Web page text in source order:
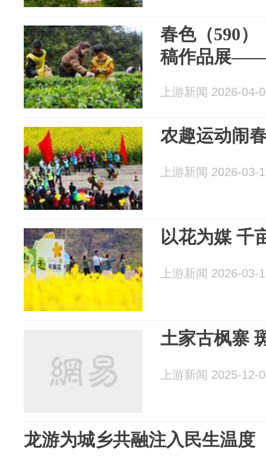
春色（590）
稿作品展——
上游新闻 2026-04-
农趣运动闹
上游新闻 2026-03-
以花为媒 千
上游新闻 2026-03-
土家古枫寨
上游新闻 2025-12-
龙游为城乡共融注入民生温度